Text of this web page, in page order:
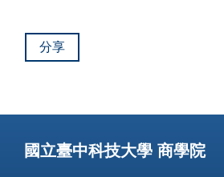
分享
國立臺中科技大學 商學院